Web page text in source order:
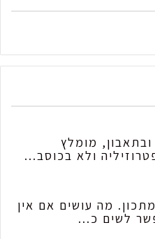
מומלץ
ולא בכוסב...
מה עושים אם אין
לשים כ...